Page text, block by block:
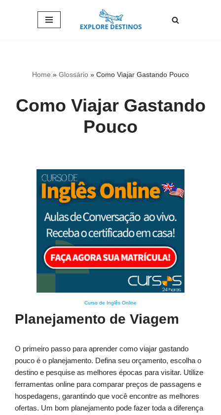
Home » Glossário » Como Viajar Gastando Pouco
Como Viajar Gastando
Pouco
Curso de Inglês Online
Planejamento de Viagem
O primeiro passo para aprender como viajar gastando
pouco é o planejamento. Defina seu orçamento, escolha o
destino e pesquise as melhores épocas para visitar. Utilize
ferramentas online para comparar preços de passagens e
hospedagens, garantindo que você encontre as melhores
ofertas. Um bom planejamento pode fazer toda a diferença